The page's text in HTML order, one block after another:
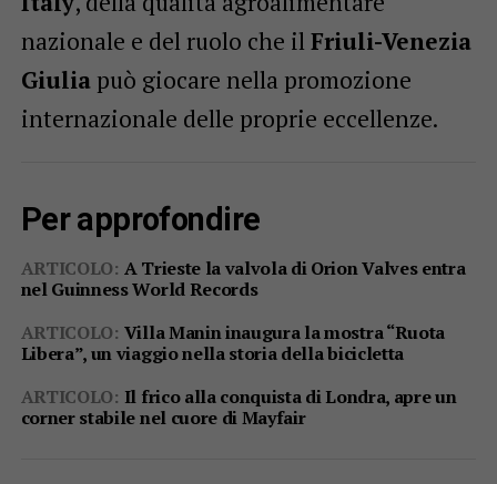
nazionale e del ruolo che il Friuli-Venezia
Giuliapuò giocare nella promozione
internazionale delle proprie eccellenze.
Per approfondire
ARTICOLO: A Trieste la valvola di Orion Valves entra
nel Guinness World Records
ARTICOLO: Villa Manin inaugura la mostra “Ruota
Libera”, un viaggio nella storia della bicicletta
ARTICOLO: Il frico alla conquista di Londra, apre un
corner stabile nel cuore di Mayfair